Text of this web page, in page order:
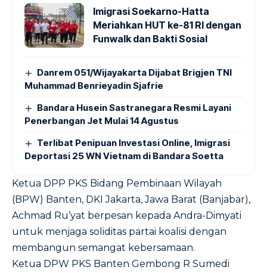
Imigrasi Soekarno-Hatta
Meriahkan HUT ke-81 RI dengan
Funwalk dan Bakti Sosial
Danrem 051/Wijayakarta Dijabat Brigjen TNI
Muhammad Benrieyadin Sjafrie
Bandara Husein Sastranegara Resmi Layani
Penerbangan Jet Mulai 14 Agustus
Terlibat Penipuan Investasi Online, Imigrasi
Deportasi 25 WN Vietnam di Bandara Soetta
Ketua DPP PKS Bidang Pembinaan Wilayah
(BPW) Banten, DKI Jakarta, Jawa Barat (Banjabar),
Achmad Ru’yat berpesan kepada Andra-Dimyati
untuk menjaga soliditas partai koalisi dengan
membangun semangat kebersamaan.
Ketua DPW PKS Banten Gembong R Sumedi